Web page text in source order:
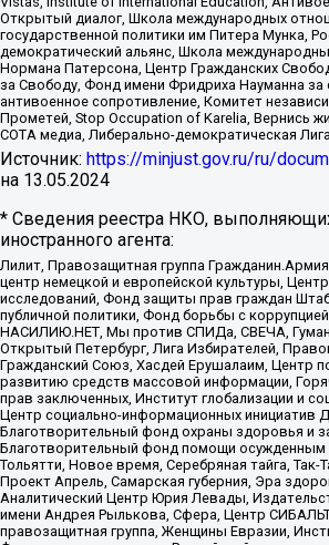
Открытый диалог, Школа международных
государственной политики им Питера Мунка,
демократический альянс, Школа
Нормана Патерсона, Центр Гражданских
за Свободу, Фонд имени Фридриха Науманна
антивоенное сопротивление, Комитет
Прометей, Stop Occupation of Karelia, Вернись
СОТА медиа, Либерально-демократическая
Источник: https://minjust.gov.ru/ru/
на 13.05.2024
* Сведения реестра НКО,
иностранного агента:
Лилит, Правозащитная группа
центр немецкой и европейской культуры,
исследований, Фонд защиты прав граждан
публичной политики, Фонд борьбы с
НАСИЛИЮ.НЕТ, Мы против СПИДа, СВЕЧА,
Открытый Петербург, Лига Избирателей,
Гражданский Союз, Хасдей Ерушалаим, Центр
развитию средств массовой информации,
прав заключенных, Институт глобализации и
Центр социально-информационных инициатив
Благотворительный фонд охраны здоровья и
Благотворительный фонд помощи осужденным
Тольятти, Новое время, Серебряная тайга, Так-
Проект Апрель, Самарская губерния, Эра
Аналитический Центр Юрия Левады,
имени Андрея Рылькова, Сфера, Центр
правозащитная группа, Женщины Евразии,